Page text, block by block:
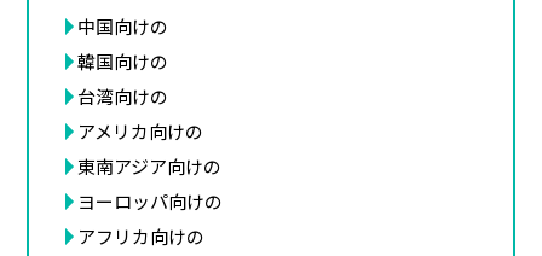
中国向けの
韓国向けの
台湾向けの
アメリカ向けの
東南アジア向けの
ヨーロッパ向けの
アフリカ向けの